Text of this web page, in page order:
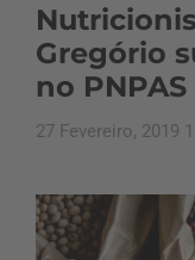
Gregório
no PNPAS
27 Fevereiro, 2019